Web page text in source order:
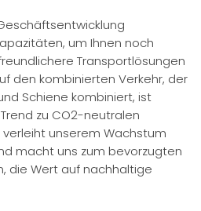
um Ihnen noch
Transportlösungen
den kombinierten Verkehr, der
Schiene kombiniert, ist
zu CO2-neutralen
unserem Wachstum
macht uns zum bevorzugten
die Wert auf nachhaltige